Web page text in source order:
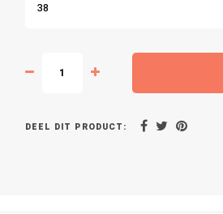
38
DEEL DIT PRODUCT: